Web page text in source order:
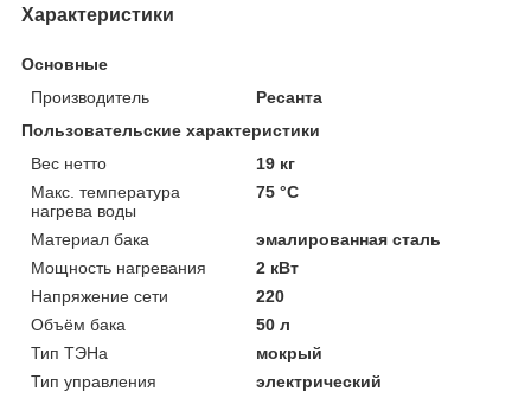
Характеристики
Основные
Производитель
Ресанта
Пользовательские характеристики
Вес нетто
19 кг
Макс. температура
нагрева воды
75 °C
Материал бака
эмалированная сталь
Мощность нагревания
2 кВт
Напряжение сети
220
Объём бака
50 л
Тип ТЭНа
мокрый
Тип управления
электрический